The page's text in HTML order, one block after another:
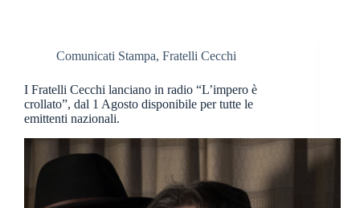
Comunicati Stampa, Fratelli Cecchi
I Fratelli Cecchi lanciano in radio “L’impero è
crollato”, dal 1 Agosto disponibile per tutte le
emittenti nazionali.